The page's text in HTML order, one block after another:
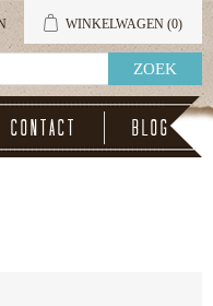
WINKELWAGEN (0)
Contact Blog